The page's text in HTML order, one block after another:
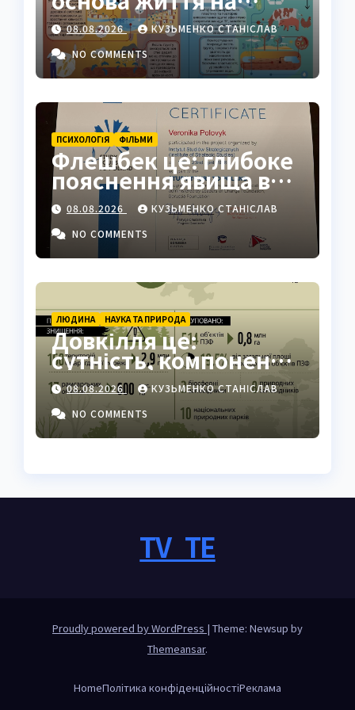
Землі: повний гід
08.08.2026
КУЗЬМЕНКО СТАНІСЛАВ
NO COMMENTS
ПСИХОЛОГІЯ ФІЛЬМИ
Флешбек це: глибоке
пояснення явища в
психології, кіно та
житті
08.08.2026
КУЗЬМЕНКО СТАНІСЛАВ
NO COMMENTS
ЛЮДИНА НАУКА ТА ПРИРОДА
Довкілля це:
сутність, компоненти
та роль у житті
людини
08.08.2026
КУЗЬМЕНКО СТАНІСЛАВ
NO COMMENTS
TV_TE
Proudly powered by WordPress | Theme: Newsup by
Themeansar.
HomeПолітика конфіденційностіРеклама